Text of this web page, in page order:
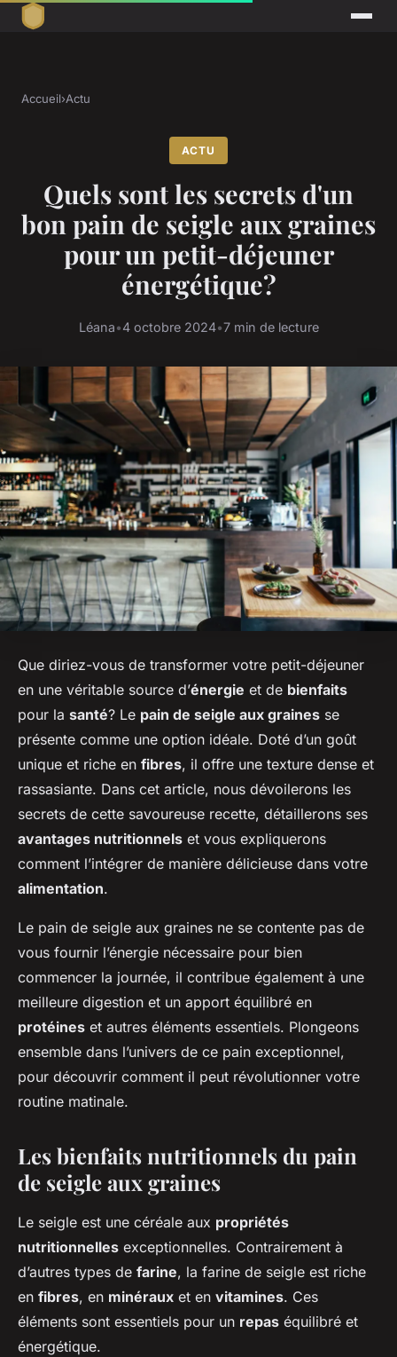
Accueil›Actu
ACTU
Quels sont les secrets d'un
bon pain de seigle aux graines
pour un petit-déjeuner
énergétique?
Léana•4 octobre 2024•7 min de lecture
Que diriez-vous de transformer votre petit-déjeuner
en une véritable source d’énergie et de bienfaits
pour la santé? Le pain de seigle aux graines se
présente comme une option idéale. Doté d’un goût
unique et riche en fibres, il offre une texture dense et
rassasiante. Dans cet article, nous dévoilerons les
secrets de cette savoureuse recette, détaillerons ses
avantages nutritionnels et vous expliquerons
comment l’intégrer de manière délicieuse dans votre
alimentation.
Le pain de seigle aux graines ne se contente pas de
vous fournir l’énergie nécessaire pour bien
commencer la journée, il contribue également à une
meilleure digestion et un apport équilibré en
protéines et autres éléments essentiels. Plongeons
ensemble dans l’univers de ce pain exceptionnel,
pour découvrir comment il peut révolutionner votre
routine matinale.
Les bienfaits nutritionnels du pain
de seigle aux graines
Le seigle est une céréale aux propriétés
nutritionnelles exceptionnelles. Contrairement à
d’autres types de farine, la farine de seigle est riche
en fibres, en minéraux et en vitamines. Ces
éléments sont essentiels pour un repas équilibré et
énergétique.